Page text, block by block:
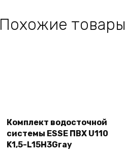
Похожие товары
cart
Комплект водосточной
системы ESSE ПВХ U110
K1,5-L15H3Gray